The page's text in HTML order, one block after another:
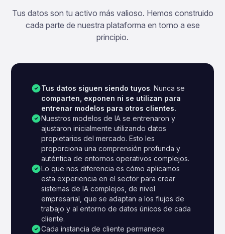
Tus datos son tu activo más valioso. Hemos construido
cada parte de nuestra plataforma en torno a ese
principio.
Tus datos siguen siendo tuyos. Nunca se
comparten, exponen ni se utilizan para
entrenar modelos para otros clientes.
Nuestros modelos de IA se entrenaron y
ajustaron inicialmente utilizando datos
propietarios del mercado. Esto les
proporciona una comprensión profunda y
auténtica de entornos operativos complejos.
Lo que nos diferencia es cómo aplicamos
esta experiencia en el sector para crear
sistemas de IA complejos, de nivel
empresarial, que se adaptan a los flujos de
trabajo y al entorno de datos únicos de cada
cliente.
Cada instancia de cliente permanece